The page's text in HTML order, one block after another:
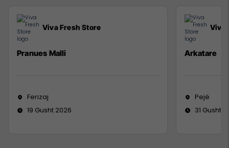
Viva Fresh Store
Pranues Malli
Ferizaj
19 Gusht 2026
Viva
Arkatare
Pejë
31 Gusht